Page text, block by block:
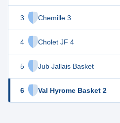
3 Chemille 3
4 Cholet JF 4
5 Jub Jallais Basket
6 Val Hyrome Basket 2
11
11 10